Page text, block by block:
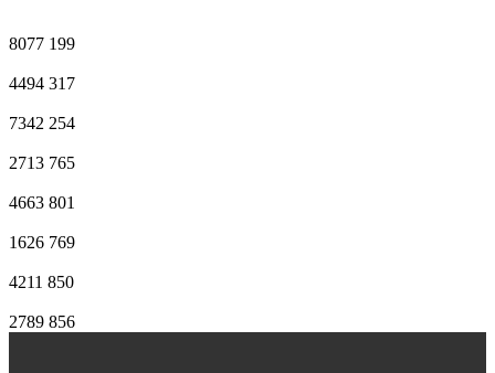
8077 199
4494 317
7342 254
2713 765
4663 801
1626 769
4211 850
2789 856